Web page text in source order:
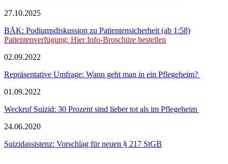
27.10.2025
BÄK: Podiumsdiskussion zu Patientensicherheit (ab 1:58)
Patientenverfügung: Hier Info-Broschüre bestellen
02.09.2022
Repräsentative Umfrage: Wann geht man in ein Pflegeheim?
01.09.2022
Weckruf Suizid: 30 Prozent sind lieber tot als im Pflegeheim
24.06.2020
Suizidassistenz: Vorschlag für neuen § 217 StGB